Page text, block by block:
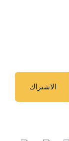
الاشتراك